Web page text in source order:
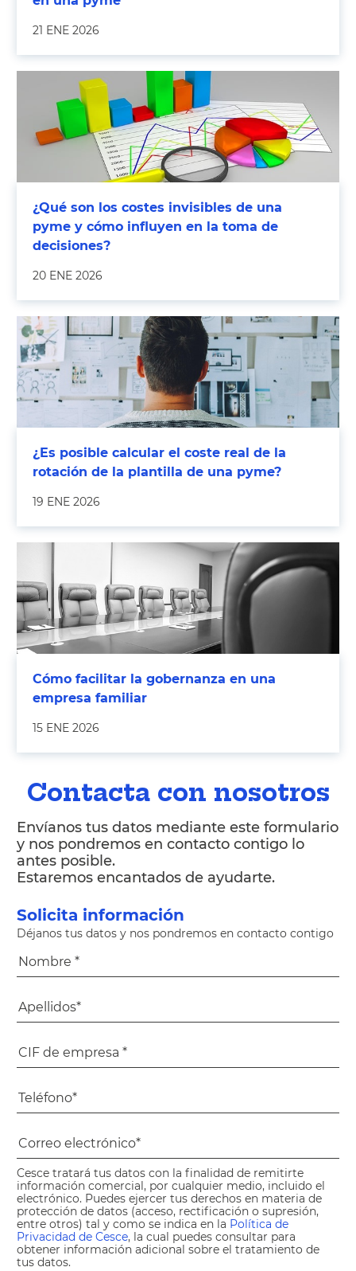
21 ENE 2026
¿Qué son los costes invisibles de una
pyme y cómo influyen en la toma de
decisiones?
20 ENE 2026
¿Es posible calcular el coste real de la
rotación de la plantilla de una pyme?
19 ENE 2026
Cómo facilitar la gobernanza en una
empresa familiar
15 ENE 2026
Contacta con nosotros
Envíanos tus datos mediante este formulario
y nos pondremos en contacto contigo lo
antes posible.
Estaremos encantados de ayudarte.
Solicita información
Déjanos tus datos y nos pondremos en contacto contigo
Cesce tratará tus datos con la finalidad de remitirte
información comercial, por cualquier medio, incluido el
electrónico. Puedes ejercer tus derechos en materia de
protección de datos (acceso, rectificación o supresión,
entre otros) tal y como se indica en la Política de
Privacidad de Cesce, la cual puedes consultar para
obtener información adicional sobre el tratamiento de
tus datos.